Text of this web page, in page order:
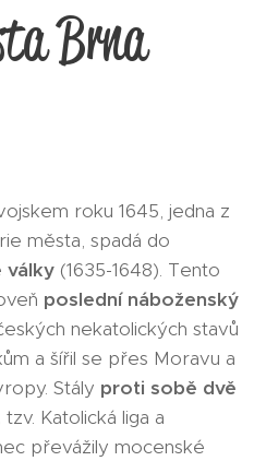
Brna
roku 1645, jedna z
města, spadá do
války (1635-1648). Tento
poslední náboženský
nekatolických stavů
a šířil se přes Moravu a
Stály proti sobě dvě
tzv. Katolická liga a
převážily mocenské